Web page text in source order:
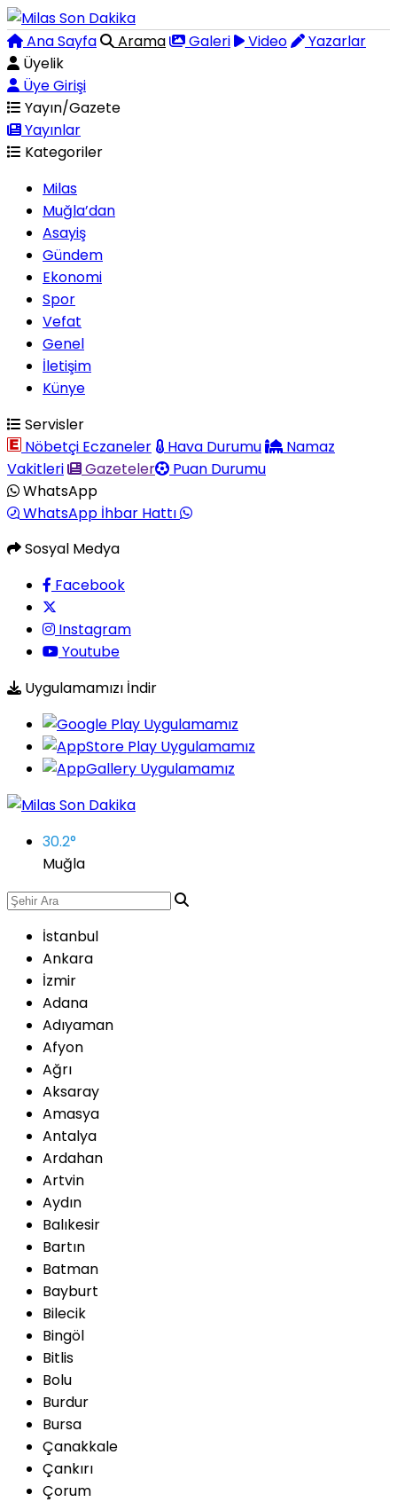
Ana Sayfa Arama Galeri Video
Yazarlar
Üyelik
Üye Girişi
Yayın/Gazete
Yayınlar
Kategoriler
Milas
Muğla’dan
Asayiş
Gündem
Ekonomi
Spor
Vefat
Genel
İletişim
Künye
Servisler
Nöbetçi Eczaneler
Hava Durumu
Namaz
Vakitleri
Gazeteler
Puan Durumu
WhatsApp
WhatsApp İhbar Hattı
Sosyal Medya
Facebook
Instagram
Youtube
Uygulamamızı İndir
30.2°
Muğla
İstanbul
Ankara
İzmir
Adana
Adıyaman
Afyon
Ağrı
Aksaray
Amasya
Antalya
Ardahan
Artvin
Aydın
Balıkesir
Bartın
Batman
Bayburt
Bilecik
Bingöl
Bitlis
Bolu
Burdur
Bursa
Çanakkale
Çankırı
Çorum